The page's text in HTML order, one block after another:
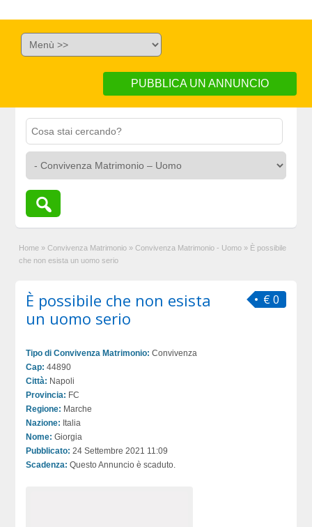
PUBBLICA UN ANNUNCIO
Home » Convivenza Matrimonio » Convivenza Matrimonio - Uomo » È possibile
che non esista un uomo serio
€ 0
È possibile che non esista
un uomo serio
Tipo di Convivenza Matrimonio: Convivenza
Cap: 44890
Città: Napoli
Provincia: FC
Regione: Marche
Nazione: Italia
Nome: Giorgia
Pubblicato: 24 Settembre 2021 11:09
Scadenza: Questo Annuncio è scaduto.